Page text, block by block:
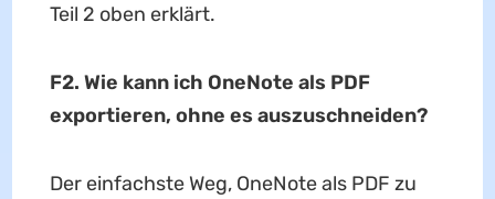
Teil 2 oben erklärt.
F2. Wie kann ich OneNote als PDF
exportieren, ohne es auszuschneiden?
Der einfachste Weg, OneNote als PDF zu